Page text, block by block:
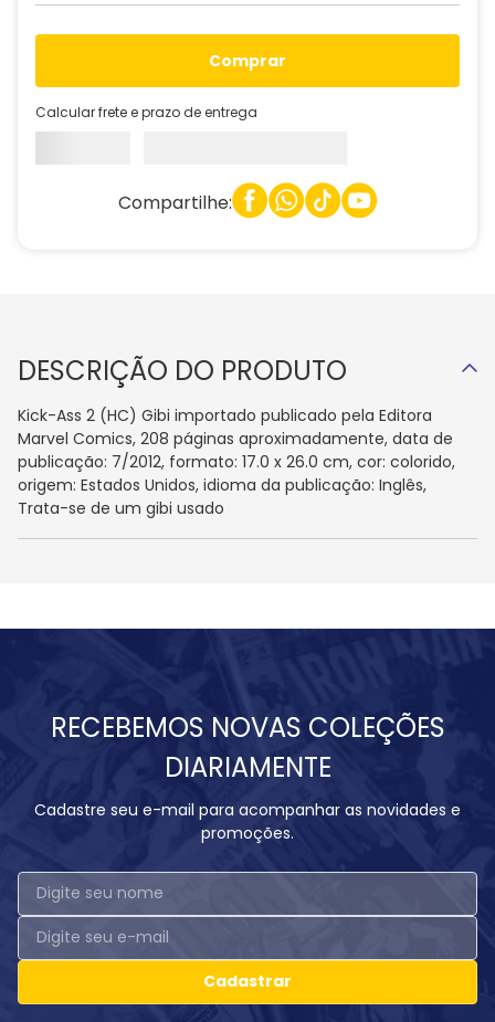
comprar
Calcular frete e prazo de entrega
Compartilhe:
DESCRIÇÃO DO PRODUTO
Kick-Ass 2 (HC) Gibi importado publicado pela Editora
Marvel Comics, 208 páginas aproximadamente, data de
publicação: 7/2012, formato: 17.0 x 26.0 cm, cor: colorido,
origem: Estados Unidos, idioma da publicação: Inglês,
Trata-se de um gibi usado
RECEBEMOS NOVAS COLEÇÕES
DIARIAMENTE
Cadastre seu e-mail para acompanhar as novidades e
promoções.
Cadastrar